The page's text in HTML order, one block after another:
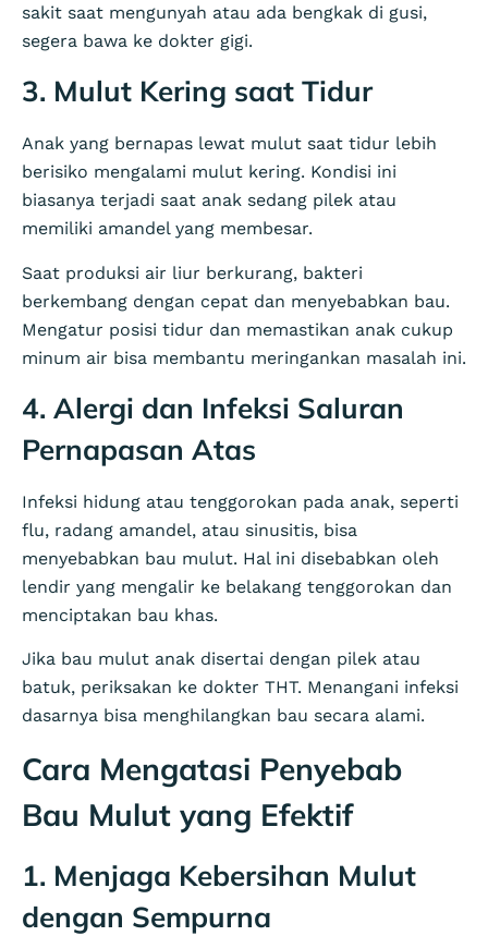
sakit saat mengunyah atau ada bengkak di gusi,
segera bawa ke dokter gigi.
3. Mulut Kering saat Tidur
Anak yang bernapas lewat mulut saat tidur lebih
berisiko mengalami mulut kering. Kondisi ini
biasanya terjadi saat anak sedang pilek atau
memiliki amandel yang membesar.
Saat produksi air liur berkurang, bakteri
berkembang dengan cepat dan menyebabkan bau.
Mengatur posisi tidur dan memastikan anak cukup
minum air bisa membantu meringankan masalah ini.
4. Alergi dan Infeksi Saluran
Pernapasan Atas
Infeksi hidung atau tenggorokan pada anak, seperti
flu, radang amandel, atau sinusitis, bisa
menyebabkan bau mulut. Hal ini disebabkan oleh
lendir yang mengalir ke belakang tenggorokan dan
menciptakan bau khas.
Jika bau mulut anak disertai dengan pilek atau
batuk, periksakan ke dokter THT. Menangani infeksi
dasarnya bisa menghilangkan bau secara alami.
Cara Mengatasi Penyebab
Bau Mulut yang Efektif
1. Menjaga Kebersihan Mulut
dengan Sempurna